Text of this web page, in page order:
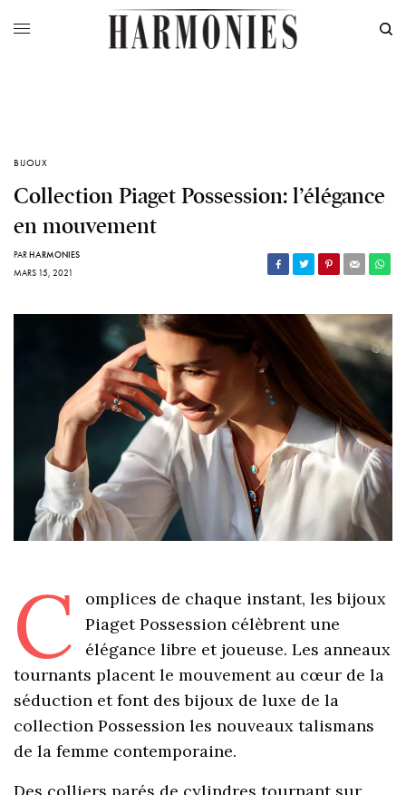
BIJOUX
Collection Piaget Possession: l’élégance
en mouvement
PARHARMONIES
MARS 15, 2021
C
omplices de chaque instant, les bijoux
Piaget Possession célèbrent une
élégance libre et joueuse. Les anneaux
tournants placent le mouvement au cœur de la
séduction et font des bijoux de luxe de la
collection Possession les nouveaux talismans
de la femme contemporaine.